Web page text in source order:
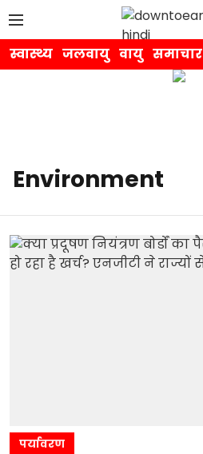
स्वास्थ्य जलवायु वायु समाचार
Environment
पर्यावरण